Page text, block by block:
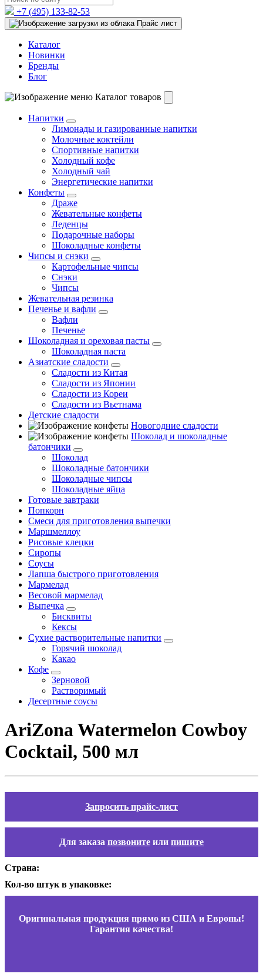
+7 (495) 133-82-53
Прайс лист
Каталог
Новинки
Бренды
Блог
Каталог товаров
Напитки
Лимонады и газированные напитки
Молочные коктейли
Спортивные напитки
Холодный кофе
Холодный чай
Энергетические напитки
Конфеты
Драже
Жевательные конфеты
Леденцы
Подарочные наборы
Шоколадные конфеты
Чипсы и снэки
Картофельные чипсы
Снэки
Чипсы
Жевательная резинка
Печенье и вафли
Вафли
Печенье
Шоколадная и ореховая пасты
Шоколадная паста
Азиатские сладости
Сладости из Китая
Сладости из Японии
Сладости из Кореи
Сладости из Вьетнама
Детские сладости
Новогодние сладости
Шоколад и шоколадные
батончики
Шоколад
Шоколадные батончики
Шоколадные чипсы
Шоколадные яйца
Готовые завтраки
Попкорн
Смеси для приготовления выпечки
Маршмеллоу
Рисовые клецки
Сиропы
Соусы
Лапша быстрого приготовления
Мармелад
Весовой мармелад
Выпечка
Бисквиты
Кексы
Сухие растворительные напитки
Горячий шоколад
Какао
Кофе
Зерновой
Растворимый
Десертные соусы
AriZona Watermelon Cowboy
Cocktail, 500 мл
Запросить прайс-лист
Для заказа позвоните или пишите
Страна:
Кол-во штук в упаковке:
Оригинальная продукция прямо из США и Европы!
Гарантия качества!